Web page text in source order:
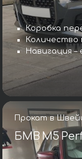
Коробка
Количество
Навигация –
Прокат в
БМВ M5